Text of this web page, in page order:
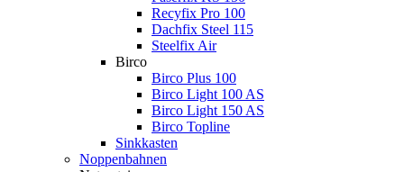
Recyfix Pro 100
Dachfix Steel 115
Steelfix Air
Birco
Birco Plus 100
Birco Light 100 AS
Birco Light 150 AS
Birco Topline
Sinkkasten
Noppenbahnen